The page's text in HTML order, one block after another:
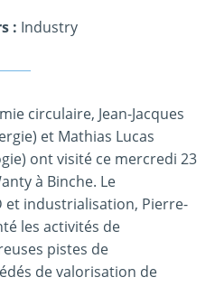
: Industry
circulaire, Jean-Jacques
et Mathias Lucas
ont visité ce mercredi 23
à Binche. Le
et industrialisation, Pierre-
les activités de
pistes de
de valorisation de